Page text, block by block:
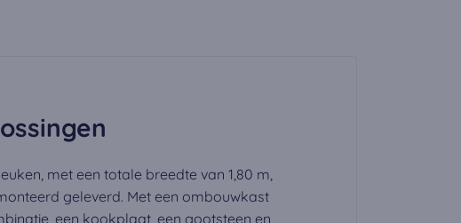
met een totale breedte van 1,80 m,
geleverd. Met een ombouwkast
een kookplaat, een gootsteen en